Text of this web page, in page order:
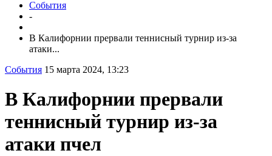
События
-
В Калифорнии прервали теннисный турнир из-за
атаки...
События 15 марта 2024, 13:23
В Калифорнии прервали
теннисный турнир из-за
атаки пчел